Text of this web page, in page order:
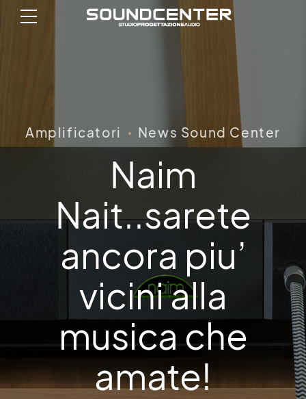
Amplificatori News Sound Center
Naim
Nait..sarete
ancora piu’
vicini alla
musica che
amate!